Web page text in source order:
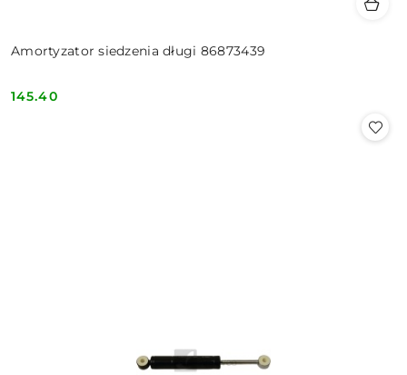
Amortyzator siedzenia długi 86873439
Cena:
145.40